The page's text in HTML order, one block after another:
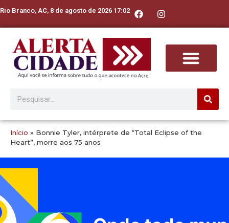
Rio Branco, AC, 8 de agosto de 2026 17:02
Início » Bonnie Tyler, intérprete de “Total Eclipse of the
Heart”, morre aos 75 anos